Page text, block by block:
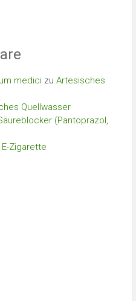
medicizu Artesisches
Quellwasser
(Pantoprazol,
E-Zigarette